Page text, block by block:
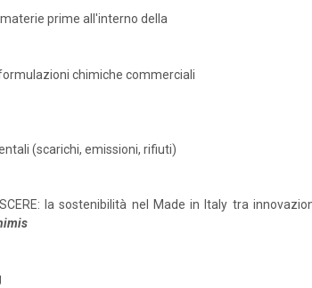
prime all'interno della
chimiche commerciali
(scarichi, emissioni, rifiuti)
la sostenibilità nel Made in Italy tra